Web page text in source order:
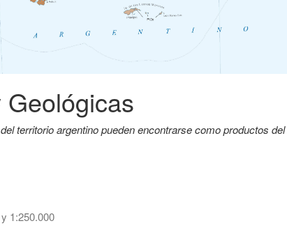
territorio argentino pueden encontrarse como productos
1:250.000